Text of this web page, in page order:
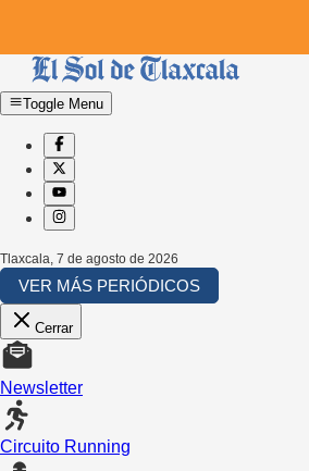
Toggle Menu
Tlaxcala 7 de agosto de 2026
VER MÁS PERIÓDICOS
Cerrar
Newsletter
Circuito Running